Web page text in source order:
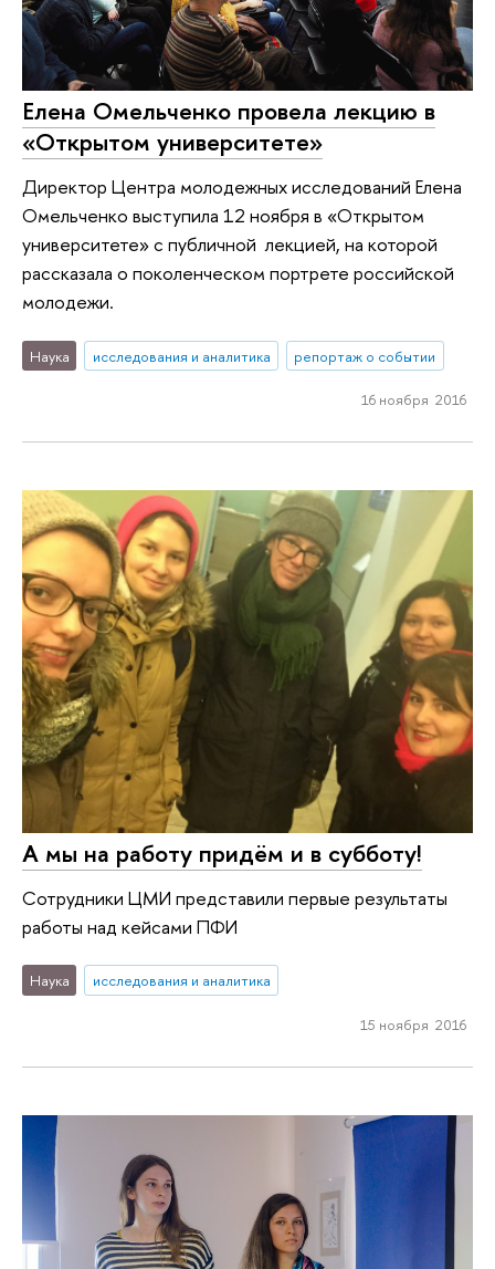
Елена Омельченко провела лекцию в
«Открытом университете»
Директор Центра молодежных исследований Елена
Омельченко выступила 12 ноября в «Открытом
университете» с публичной лекцией, на которой
рассказала о поколенческом портрете российской
молодежи.
Наука исследования и аналитика репортаж о событии
16 ноября 2016
А мы на работу придём и в субботу!
Сотрудники ЦМИ представили первые результаты
работы над кейсами ПФИ
Наука исследования и аналитика
15 ноября 2016